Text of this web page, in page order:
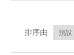
排序由